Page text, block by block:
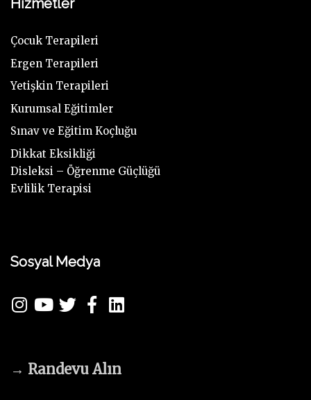
Çocuk Terapileri
Ergen Terapileri
Yetişkin Terapileri
Kurumsal Eğitimler
Sınav ve Eğitim Koçluğu
Dikkat Eksikliği
Disleksi – Öğrenme Güçlüğü
Evlilik Terapisi
Sosyal Medya
→ Randevu Alın